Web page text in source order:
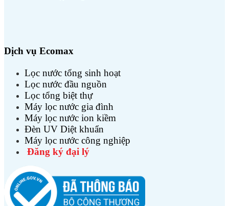
Dịch vụ Ecomax
Lọc nước tổng sinh hoạt
Lọc nước đầu nguồn
Lọc tổng biệt thự
Máy lọc nước gia đình
Máy lọc nước ion kiềm
Đèn UV Diệt khuẩn
Máy lọc nước công nghiệp
Đăng ký đại lý